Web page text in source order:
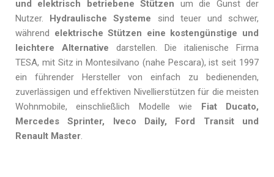
und elektrisch betriebene Stützen um die Gunst der
Nutzer. Hydraulische Systeme sind teuer und schwer,
während elektrische Stützen eine kostengünstige und
leichtere Alternative darstellen. Die italienische Firma
TESA, mit Sitz in Montesilvano (nahe Pescara), ist seit 1997
ein führender Hersteller von einfach zu bedienenden,
zuverlässigen und effektiven Nivellierstützen für die meisten
Wohnmobile, einschließlich Modelle wie Fiat Ducato,
Mercedes Sprinter, Iveco Daily, Ford Transit und
Renault Master.